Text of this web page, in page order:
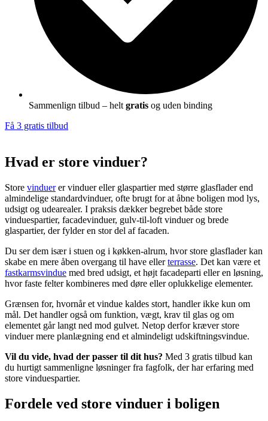
Sammenlign tilbud – helt gratis og uden binding
Få 3 gratis tilbud
Hvad er store vinduer?
Store vinduerer vinduer eller glaspartier med større glasflader end
almindelige standardvinduer, ofte brugt for at åbne boligen mod lys,
udsigt og udearealer. I praksis dækker begrebet både store
vinduespartier, facadevinduer, gulv-til-loft vinduer og brede
glaspartier, der fylder en stor del af facaden.
Du ser dem især i stuen og i køkken-alrum, hvor store glasflader kan
skabe en mere åben overgang til have ellerterrasse. Det kan være et
fastkarmsvindue med bred udsigt, et højt facadeparti eller en løsning,
hvor faste felter kombineres med døre eller oplukkelige elementer.
Grænsen for, hvornår et vindue kaldes stort, handler ikke kun om
mål. Det handler også om funktion, vægt, krav til glas og om
elementet går langt ned mod gulvet. Netop derfor kræver store
vinduer mere planlægning end et almindeligt udskiftningsvindue.
Vil du vide, hvad der passer til dit hus? Med 3 gratis tilbud kan
du hurtigt sammenligne løsninger fra fagfolk, der har erfaring med
store vinduespartier.
Fordele ved store vinduer i boligen